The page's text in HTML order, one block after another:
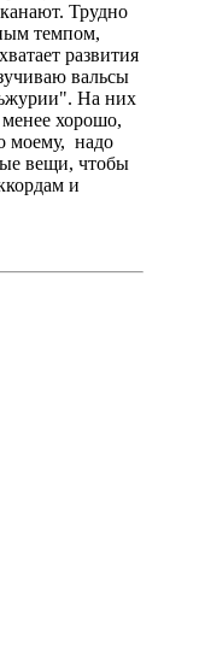
Трудно
темпом,
развития
вальсы
На них
менее хорошо,
моему, надо
вещи, чтобы
и